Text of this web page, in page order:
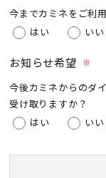
今までカミネをご利
はい
い
お知らせ希望 ※
今後カミネからのダ
受け取りますか？
はい
い